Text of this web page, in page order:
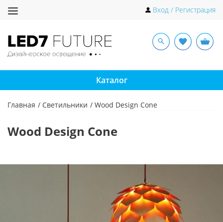
Toggle
Вход / Регистрация
Каталог
Главная Светильники Wood Design Cone
Wood Design Cone